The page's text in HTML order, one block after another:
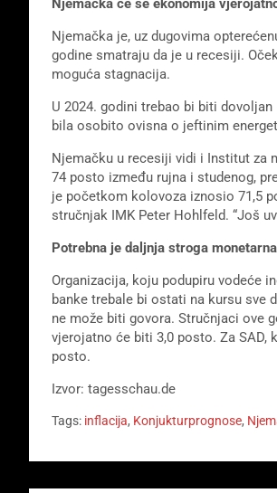
Njemačka će se ekonomija
Njemačka je, uz dugovima
godine smatraju da je u recesiji.
moguća stagnacija.
U 2024. godini trebao bi biti
bila osobito ovisna o jeftinim
Njemačku u recesiji vidi i Institut za
74 posto između rujna i studenog,
je početkom kolovoza iznosio 71,5
stručnjak IMK Peter Hohlfeld. “Još
Potrebna je daljnja stroga
Organizacija, koju podupiru vodeće
banke trebale bi ostati na kursu sve
ne može biti govora. Stručnjaci ove
vjerojatno će biti 3,0 posto. Za
posto.
Izvor: tagesschau.de
Tags: inflacija, Konjukturprognose,